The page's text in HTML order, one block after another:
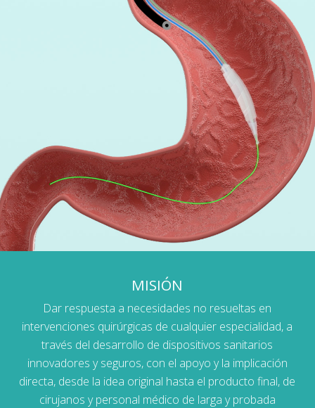
MISIÓN
Dar respuesta a necesidades no resueltas en
intervenciones quirúrgicas de cualquier especialidad, a
través del desarrollo de dispositivos sanitarios
innovadores y seguros, con el apoyo y la implicación
directa, desde la idea original hasta el producto final, de
cirujanos y personal médico de larga y probada